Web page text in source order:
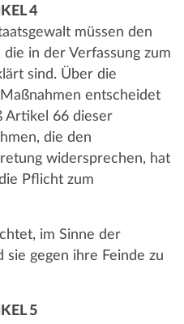
4
müssen den
in der Verfassung zum
sind. Über die
entscheidet
Artikel 66 dieser
die den
widersprechen, hat
Pflicht zum
im Sinne der
sie gegen ihre Feinde zu
5